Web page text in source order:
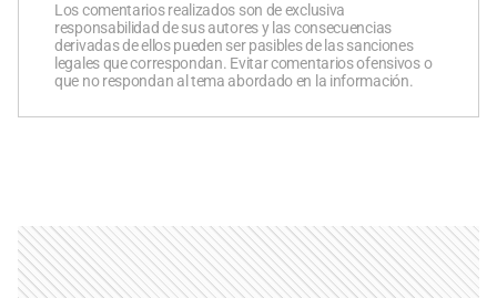
Los comentarios realizados son de exclusiva
responsabilidad de sus autores y las consecuencias
derivadas de ellos pueden ser pasibles de las sanciones
legales que correspondan. Evitar comentarios ofensivos o
que no respondan al tema abordado en la información.